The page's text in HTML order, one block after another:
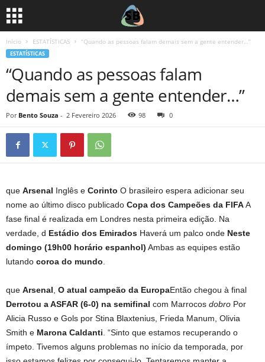
Início ESTATÍSTICAS “Quando as pessoas falam demais sem a gente entender…”
ESTATÍSTICAS
“Quando as pessoas falam
demais sem a gente entender…”
Por Bento Souza - 2 Fevereiro 2026 98 0
que Arsenal Inglês e Corinto O brasileiro espera adicionar seu
nome ao último disco publicado Copa dos Campeões da FIFAA
fase final é realizada em Londres nesta primeira edição. Na
verdade, d Estádio dos Emirados Haverá um palco onde Neste
domingo (19h00 horário espanhol) Ambas as equipes estão
lutando coroa do mundo
que Arsenal O atual campeão da EuropaEntão chegou à final
Derrotou a ASFAR (6-0) na semifinal com Marrocos dobro Por
Alicia Russo e Gols por Stina Blaxtenius, Frieda Manum, Olivia
Smith e Marona Caldanti . “Sinto que estamos recuperando o
ímpeto. Tivemos alguns problemas no início da temporada, por